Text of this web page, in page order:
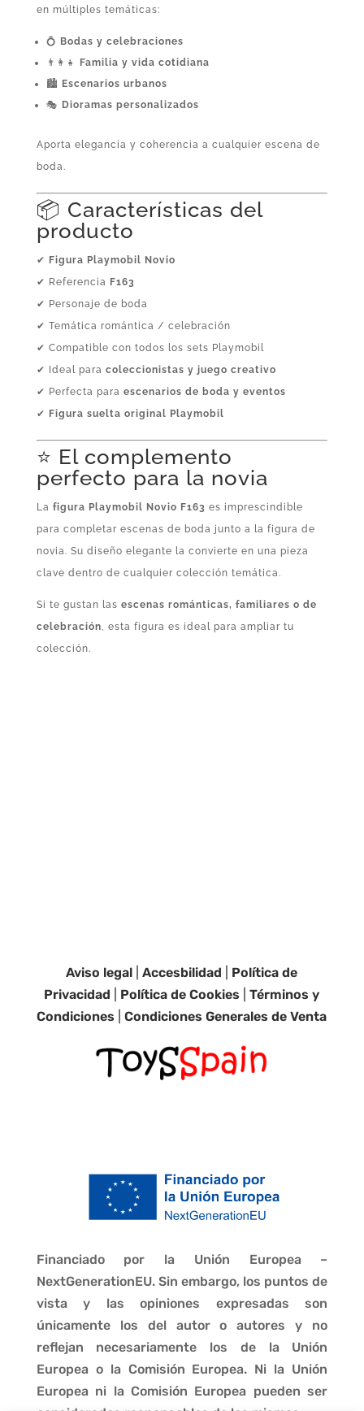
en múltiples temáticas:
💍 Bodas y celebraciones
👨‍👩‍👧 Familia y vida cotidiana
🏙️ Escenarios urbanos
🎭 Dioramas personalizados
Aporta elegancia y coherencia a cualquier escena de
boda.
📦 Características del
producto
✔ Figura Playmobil Novio
✔ Referencia F163
✔ Personaje de boda
✔ Temática romántica / celebración
✔ Compatible con todos los sets Playmobil
✔ Ideal para coleccionistas y juego creativo
✔ Perfecta para escenarios de boda y eventos
✔ Figura suelta original Playmobil
⭐ El complemento
perfecto para la novia
La figura Playmobil Novio F163 es imprescindible
para completar escenas de boda junto a la figura de
novia. Su diseño elegante la convierte en una pieza
clave dentro de cualquier colección temática.
Si te gustan las escenas románticas, familiares o de
celebración , esta figura es ideal para ampliar tu
colección.
Aviso legal |Accesbilidad
Política de
Privacidad
Política de Cookies |Términos y
Condiciones |Condiciones Generales de Venta
Financiado por la Unión Europea –
NextGenerationEU. Sin embargo, los puntos de
vista y las opiniones expresadas son
únicamente los del autor o autores y no
reflejan necesariamente los de la Unión
Europea o la Comisión Europea. Ni la Unión
Europea ni la Comisión Europea pueden ser